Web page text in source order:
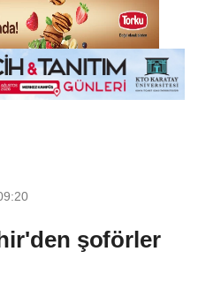
şoförler